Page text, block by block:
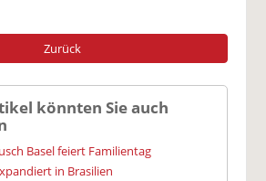
Zurück
könnten Sie auch
Basel feiert Familientag
in Brasilien